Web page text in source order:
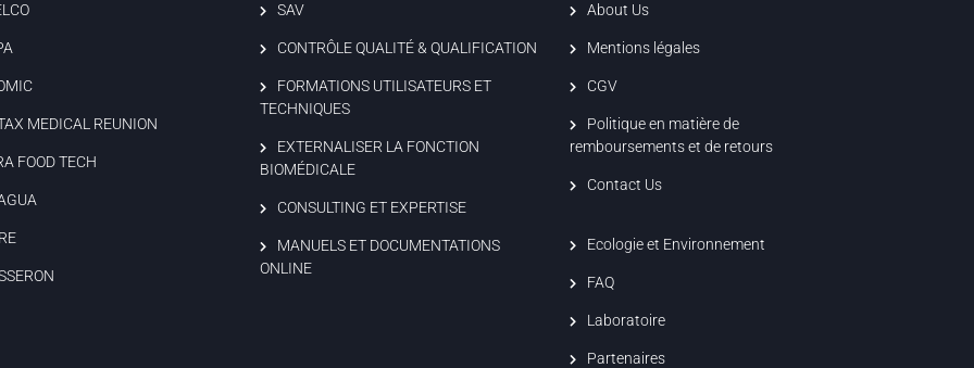
MEDICAL REUNION
FOOD TECH
SAV
CONTRÔLE QUALITÉ & QUALIFICATION
FORMATIONS UTILISATEURS ET
TECHNIQUES
EXTERNALISER LA FONCTION
BIOMÉDICALE
CONSULTING ET EXPERTISE
MANUELS ET DOCUMENTATIONS
ONLINE
About Us
Mentions légales
CGV
Politique en matière de
remboursements et de retours
Contact Us
Ecologie et Environnement
FAQ
Laboratoire
Partenaires